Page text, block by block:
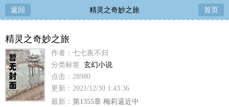
返回 精灵之奇妙之旅 首页
精灵之奇妙之旅
作者：七七夜不归
分类标签 玄幻小说
点击：28980
更新：2021/12/30 1:43:36
最新： 第1355章 梅莉逼近中